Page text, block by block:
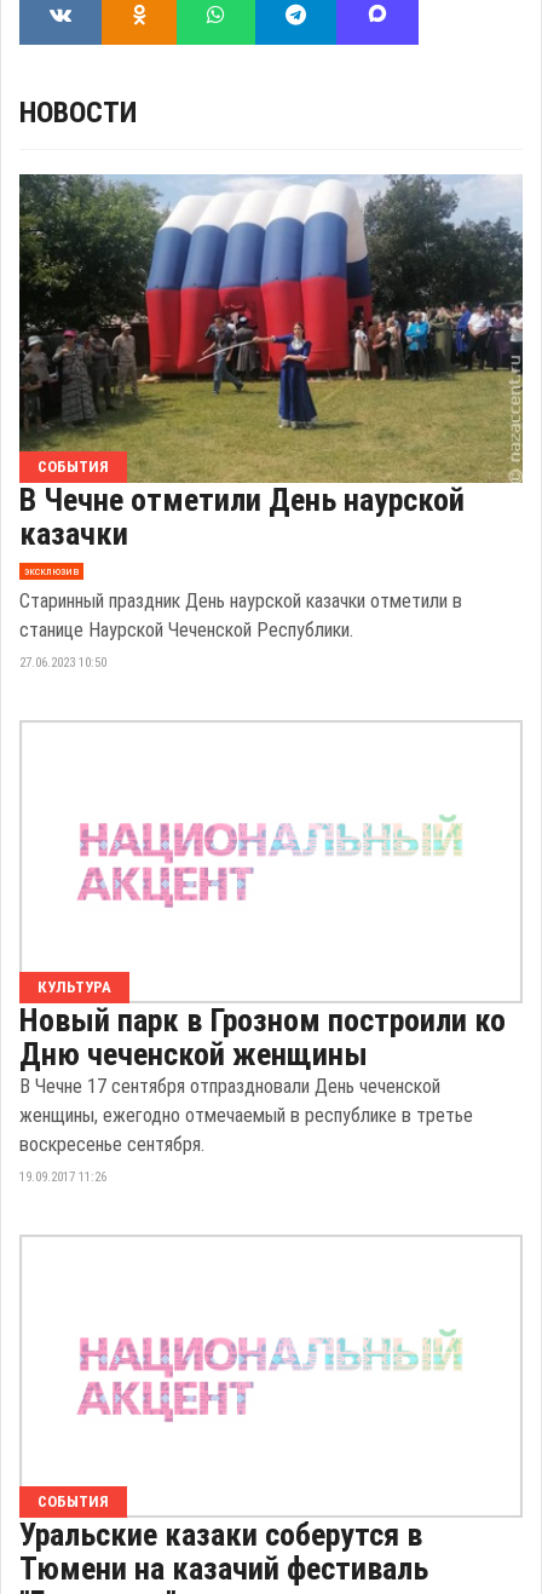
НОВОСТИ
СОБЫТИЯ
В Чечне отметили День наурской
казачки
эксклюзив
Старинный праздник День наурской казачки отметили в
станице Наурской Чеченской Республики.
27.06.2023 10:50
КУЛЬТУРА
Новый парк в Грозном построили ко
Дню чеченской женщины
В Чечне 17 сентября отпраздновали День чеченской
женщины, ежегодно отмечаемый в республике в третье
воскресенье сентября.
19.09.2017 11:26
СОБЫТИЯ
Уральские казаки соберутся в
Тюмени на казачий фестиваль